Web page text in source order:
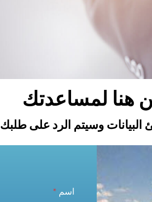
هنا لمساعدتك
البيانات وسيتم الرد على طلبك
اسم *